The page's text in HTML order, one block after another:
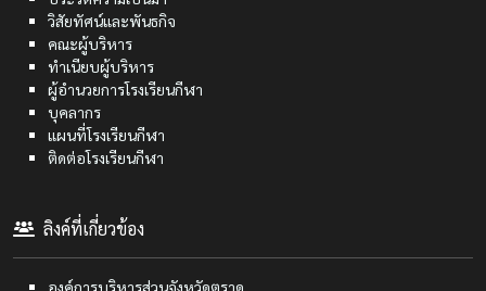
วิสัยทัศน์และพันธกิจ
คณะผู้บริหาร
ทำเนียบผู้บริหาร
ผู้อำนวยการโรงเรียนกีฬา
บุคลากร
แผนที่โรงเรียนกีฬา
ติดต่อโรงเรียนกีฬา
ลิงค์ที่เกี่ยวข้อง